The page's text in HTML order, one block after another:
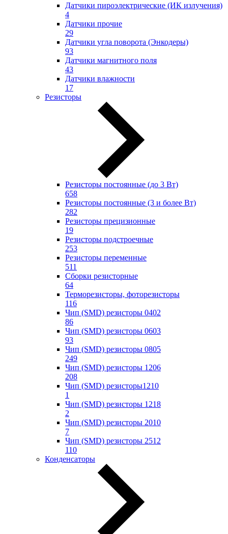
Датчики пироэлектрические (ИК излучения)
4
Датчики прочие
29
Датчики угла поворота (Энкодеры)
93
Датчики магнитного поля
43
Датчики влажности
17
Резисторы
Резисторы постоянные (до 3 Вт)
658
Резисторы постоянные (3 и более Вт)
282
Резисторы прецизионные
19
Резисторы подстроечные
253
Резисторы переменные
511
Сборки резисторные
64
Терморезисторы, фоторезисторы
116
Чип (SMD) резисторы 0402
86
Чип (SMD) резисторы 0603
93
Чип (SMD) резисторы 0805
249
Чип (SMD) резисторы 1206
208
Чип (SMD) резисторы1210
1
Чип (SMD) резисторы 1218
2
Чип (SMD) резисторы 2010
7
Чип (SMD) резисторы 2512
110
Конденсаторы